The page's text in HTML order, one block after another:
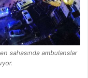
sahasında ambulanslar